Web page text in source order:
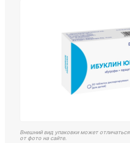
Внешний вид упаковки может отличаться
от фото на сайте.